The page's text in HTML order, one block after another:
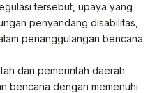
tersebut, upaya yang
penyandang disabilitas,
penanggulangan bencana.
dan pemerintah daerah
bencana dengan memenuhi